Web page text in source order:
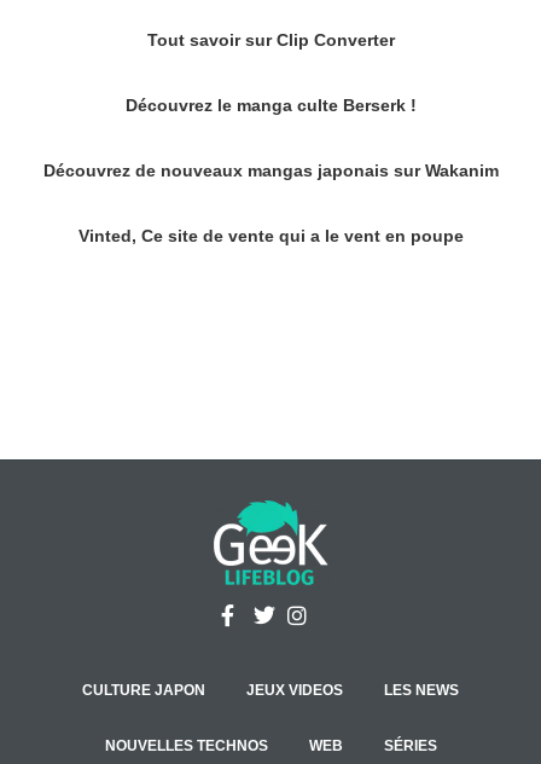
Tout savoir sur Clip Converter
Découvrez le manga culte Berserk !
Découvrez de nouveaux mangas japonais sur Wakanim
Vinted, Ce site de vente qui a le vent en poupe
CULTURE JAPON JEUX VIDEOS LES NEWS
NOUVELLES TECHNOS WEB SÉRIES